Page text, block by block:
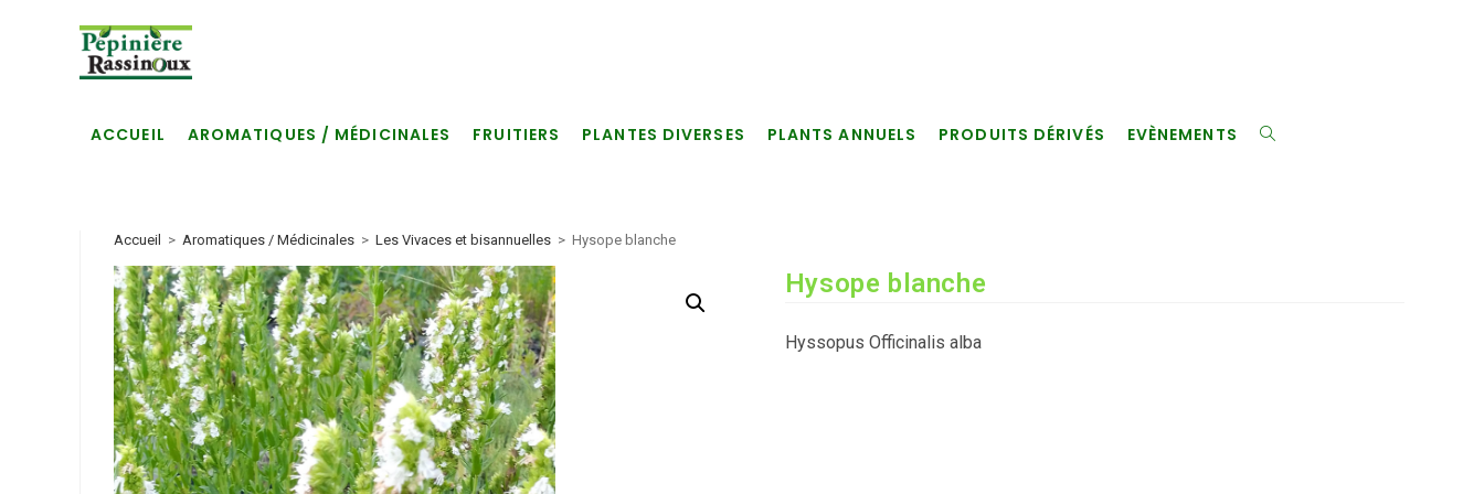
ACCUEIL AROMATIQUES / MÉDICINALES FRUITIERS PLANTES DIVERSES PLANTS ANNUELS PRODUITS DÉRIVÉS EVÈNEMENTS TOGGLE
Accueil > Aromatiques / Médicinales > Les Vivaces et bisannuelles > Hysope blanche
Hysope blanche
Hyssopus Officinalis alba